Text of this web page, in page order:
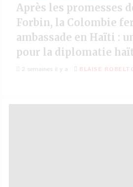
Après les promesses
Forbin, la Colombie
ambassade en Haïti :
pour la diplomatie
2 semaines il y a BLAISE